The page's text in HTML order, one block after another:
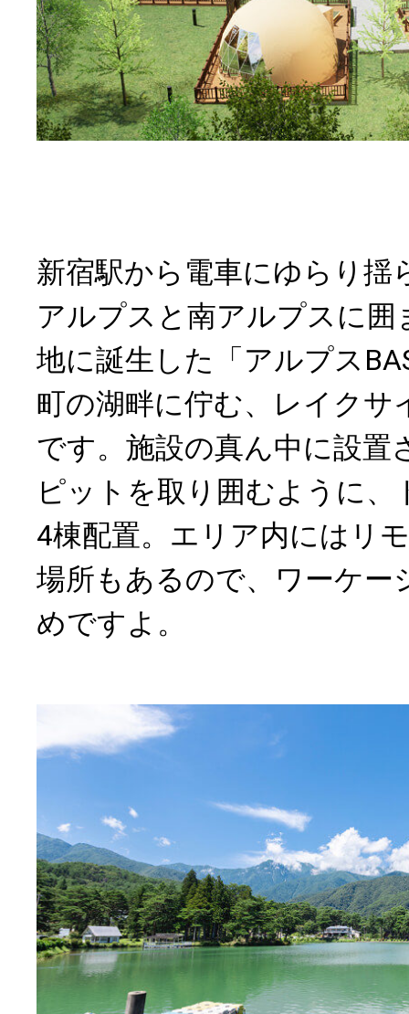
新宿駅から電車にゆらり揺
アルプスと南アルプスに囲
地に誕生した「アルプス
町の湖畔に佇む、レイクサ
です。施設の真ん中に設置
ピットを取り囲むように
4棟配置。エリア内にはリ
場所もあるので、ワーケー
めですよ。